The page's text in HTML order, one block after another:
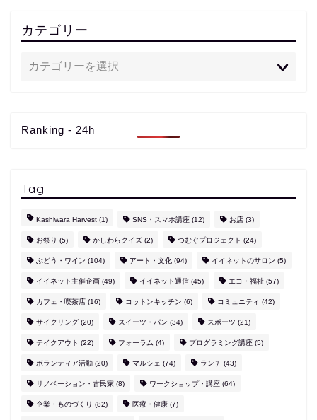
カテゴリー
Ranking - 24h
Tag
Kashiwara Harvest (1) SNS・スマホ講座 (12) お店 (3)
お祭り (5) かしわらクイズ (2) つむぐプロジェクト (24)
ぶどう・ワイン (104) アート・文化 (94) イイネットのサロン (5)
イイネット主催企画 (49) イイネット通信 (45) エコ・福祉 (57)
カフェ・喫茶店 (16) コットンキッチン (6) コミュニティ (42)
サイクリング (20) スイーツ・パン (34) スポーツ (21)
テイクアウト (22) フォーラム (4) プログラミング講座 (5)
ボランティア活動 (20) マルシェ (74) ランチ (43)
リノベーション・古民家 (8) ワークショップ・講座 (64)
企業・ものづくり (82) 医療・健康 (7)